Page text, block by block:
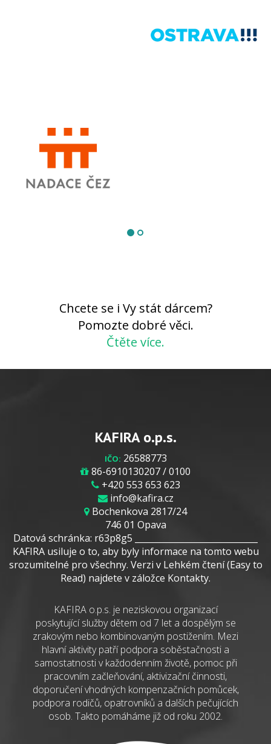
Chcete se i Vy stát dárcem?
Pomozte dobré věci.
Čtěte více.
KAFIRA o.p.s.
IČO: 26588773
86-6910130207 / 0100
+420 553 653 623
info@kafira.cz
Bochenkova 2817/24
746 01 Opava
Datová schránka: r63p8g5 _____________________________
KAFIRA usiluje o to, aby byly informace na tomto webu
srozumitelné pro všechny. Verzi v Lehkém čtení (Easy to
Read) najdete v záložce Kontakty.
KAFIRA o.p.s. je neziskovou organizací
poskytující služby dětem od 7 let a dospělým se
zrakovým nebo kombinovaným postižením. Mezi
hlavní aktivity patří podpora soběstačnosti a
samostatnosti v každodenním životě, pomoc při
pracovním začleňování, aktivizační činnosti,
doporučení vhodných kompenzačních pomůcek,
podpora rodičů, opatrovníků a dalších pečujících
osob. Takto pomáháme již od roku 2002.